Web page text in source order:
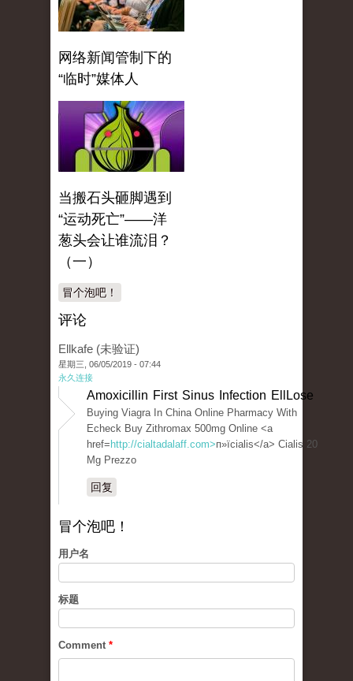
网络新闻管制下的
“临时”媒体人
当搬石头砸脚遇到
“运动死亡”——洋
葱头会让谁流泪？
（一）
冒个泡吧！
评论
Ellkafe (未验证)
星期三, 06/05/2019 - 07:44
永久连接
Amoxicillin First Sinus Infection EllLose
Buying Viagra In China Online Pharmacy With
Echeck Buy Zithromax 500mg Online <a
href= http://cialtadalaff.com>п»їcialis</a> Cialis 20
Mg Prezzo
回复
冒个泡吧！
用户名
标题
Comment *